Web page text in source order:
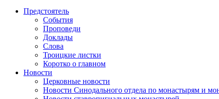
Предстоятель
События
Проповеди
Доклады
Слова
Троицкие листки
Коротко о главном
Новости
Церковные новости
Новости Синодального отдела по монастырям и